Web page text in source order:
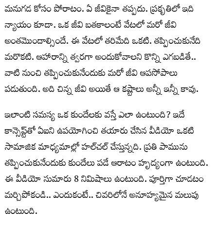
మనుగడ కోసం పోరాటం. ఏ జీవికైనా తప్పదు. ప్రకృతిలో ఇది
న్యాయం కూడా. ఒక జీవి బతకాలంటే వేటలో మరో జీవి
అంతమొందాల్సిందే. ఈ వేటలో తరిమేది ఒకటి. తప్పించుకునేది
మరొకటి. ఆహారాన్ని త్వరగా అందుకోవాలని కొన్ని ఎగబడితే..
వాటి నుంచి తప్పించుకునేందుకు మరో జీవి ఆపసోపాలు
పడుతుంది. అది చిన్న జీవి అయితే ఆ కష్టాలు అన్నీ ఇన్నీ కావు.
ఇలాంటి సమస్య ఒక కుందేలకు వస్తే ఎలా ఉంటుంది? ఇదే
కాన్సెప్ట్‌తో ఏఐని ఉపయోగించి తయారు చేసిన వీడియో ఒకటి
సామాజిక మాధ్యమాల్లో హల్‌చల్‌ చేస్తున్నది. ప్రతి పామును
తప్పించుకునేందుకు కుందేలు పడే ఆరాటం హృద్యంగా ఉంటుంది.
ఈ వీడియో సుమారు 8 నిమిషాలు ఉంటుంది. పూర్తిగా చూడటం
మర్చిపోకండి.. ఎందుకంటే.. చివరిలోనే అనూహ్యమైన మలుపు
ఉంటుంది.